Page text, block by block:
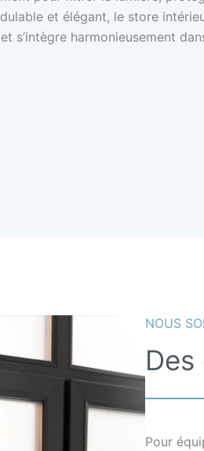
et élégant, le store
s’intègre harmonieusement
NOUS
Pour